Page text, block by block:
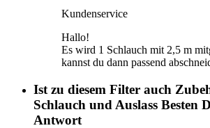
Kundenservice
Hallo!
Es wird 1 Schlauch mit 2,5 m
kannst du dann passend
Ist zu diesem Filter auch
Schlauch und Auslass Besten
Antwort